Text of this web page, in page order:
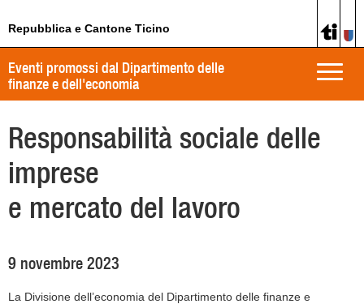
Repubblica e Cantone Ticino
Toggle
Eventi promossi dal Dipartimento delle
finanze e dell'economia
Responsabilità sociale delle
imprese
e mercato del lavoro
9 novembre 2023
La Divisione dell’economia del Dipartimento delle finanze e